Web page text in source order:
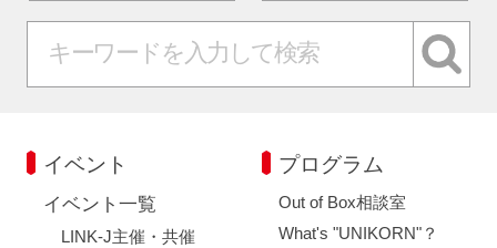
イベント
イベント一覧
LINK-J主催・共催
プログラム
Out of Box相談室
What's "UNIKORN"？